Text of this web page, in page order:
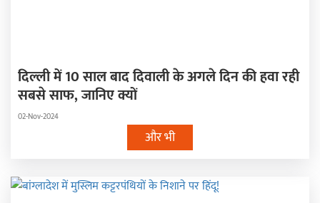
दिल्ली में 10 साल बाद दिवाली के अगले दिन की हवा रही
सबसे साफ, जानिए क्यों
02-Nov-2024
और भी